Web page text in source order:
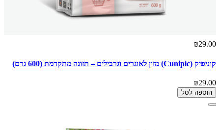
₪29.00
קוניפיק (Cunipic) מזון לאוגרים וגרבילים – תזונה מתקדמת (600 גרם)
₪29.00
הוספה לסל